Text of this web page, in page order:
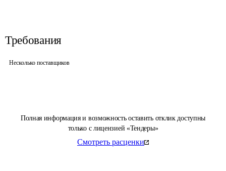
Полная информация и возможность оставить отклик доступны
только с лицензией «Тендеры»
Смотреть расценки
Требования
Несколько поставщиков